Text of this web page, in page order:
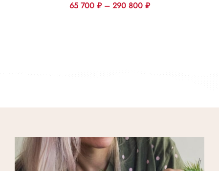
65 700 ₽– 290 800 ₽